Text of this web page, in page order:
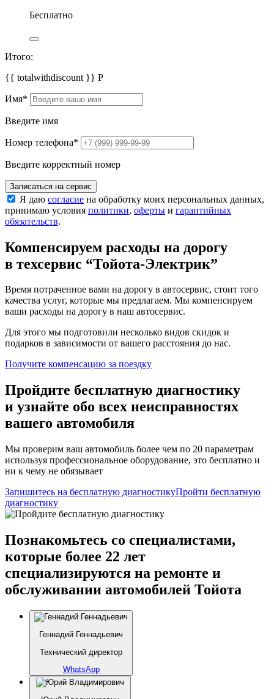
Бесплатно
Итого:
{{ totalwithdiscount }} Р
Имя*
Введите имя
Номер телефона*
Введите корректный номер
Записаться на сервис
Я даю согласие на обработку моих персональных данных,
принимаю условия политики, оферты и гарантийных
обязательств.
Компенсируем расходы на дорогу
в техсервис “Тойота-Электрик”
Время потраченное вами на дорогу в автосервис, стоит того
качества услуг, которые мы предлагаем. Мы компенсируем
ваши расходы на дорогу в наш автосервис.
Для этого мы подготовили несколько видов скидок и
подарков в зависимости от вашего расстояния до нас.
Получите компенсацию за поездку
Пройдите бесплатную диагностику
и узнайте обо всех неисправностях
вашего автомобиля
Мы проверим ваш автомобиль более чем по 20 параметрам
используя профессиональное оборудование, это бесплатно и
ни к чему не обязывает
Запишитесь на бесплатную диагностикуПройти бесплатную
диагностику
Познакомьтесь со специалистами,
которые более 22 лет
специализируются на ремонте и
обслуживании автомобилей Тойота
Геннадий Геннадьевич
Технический директор
WhatsApp